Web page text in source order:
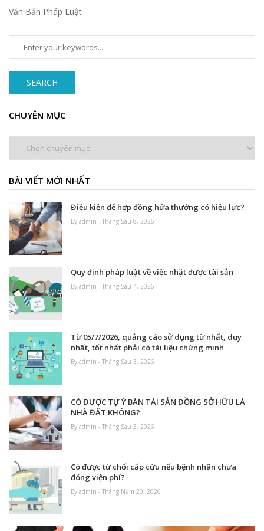
Văn Bản Pháp Luật
SEARCH
CHUYÊN MỤC
BÀI VIẾT MỚI NHẤT
Điều kiện để hợp đồng hứa thưởng có hiệu lực?
By admin - Tháng Sáu 8, 2026
Quy định pháp luật về việc nhặt được tài sản
By admin - Tháng Sáu 4, 2026
Từ 05/7/2026, quảng cáo sử dụng từ nhất, duy
nhất, tốt nhất phải có tài liệu chứng minh
By admin - Tháng Sáu 3, 2026
CÓ ĐƯỢC TỰ Ý BÁN TÀI SẢN ĐỒNG SỞ HỮU LÀ
NHÀ ĐẤT KHÔNG?
By admin - Tháng Sáu 3, 2026
Có được từ chối cấp cứu nếu bệnh nhân chưa
đóng viện phí?
By admin - Tháng Năm 20, 2026